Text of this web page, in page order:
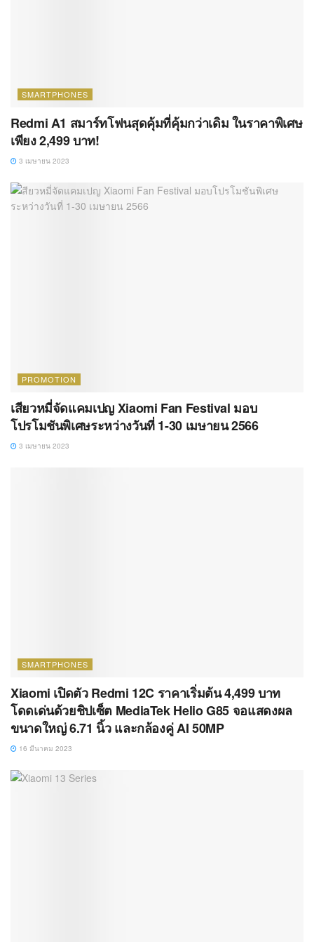
SMARTPHONES
Redmi A1 สมาร์ทโฟนสุดคุ้มที่คุ้มกว่าเดิม ในราคาพิเศษ
เพียง 2,499 บาท!
3 เมษายน 2023
PROMOTION
เสียวหมี่จัดแคมเปญ Xiaomi Fan Festival มอบ
โปรโมชันพิเศษระหว่างวันที่ 1-30 เมษายน 2566
3 เมษายน 2023
SMARTPHONES
Xiaomi เปิดตัว Redmi 12C ราคาเริ่มต้น 4,499 บาท
โดดเด่นด้วยชิปเซ็ต MediaTek Helio G85 จอแสดงผล
ขนาดใหญ่ 6.71 นิ้ว และกล้องคู่ AI 50MP
16 มีนาคม 2023